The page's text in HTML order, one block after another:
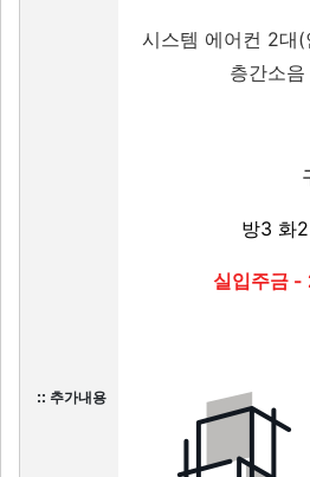
:: 추가내용
시스템 에어컨 2대
층간소
방3 화
실입주금 -